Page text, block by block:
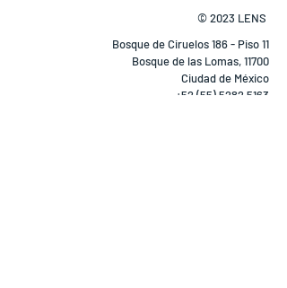
© 2023 LENS
Bosque de Ciruelos 186 - Piso 11
Bosque de las Lomas, 11700
Ciudad de México
+52 (55) 5282 5163